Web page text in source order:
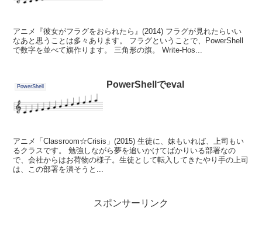
アニメ『彼女がフラグをおられたら』(2014) フラグが見れたらいい
なあと思うことは多々あります。 フラグということで、PowerShell
で数字を並べて旗作ります。 三角形の旗。 Write-Hos...
PowerShell PowerShellでeval
アニメ「Classroom☆Crisis」(2015) 生徒に、妹もいれば、上司もい
るクラスです。 勉強しながら夢を追いかけてばかりいる部署なの
で、会社からはお荷物の様子。生徒として転入してきたやり手の上司
は、この部署を潰そうと...
スポンサーリンク